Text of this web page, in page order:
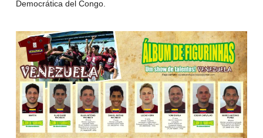
Democrática del Congo.